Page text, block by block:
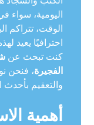
اليومية، سواء
الوقت، تتراكم
احترافيًا يعيد
كنت تبحث عن
الفجيرة، فنحن
والتعقيم بأحدث
أهمية